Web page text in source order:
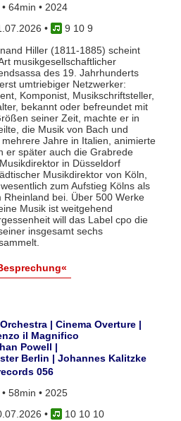
64min • 2024
•
9 10 9
Hiller (1811-1885) scheint
musikgesellschaftlicher
des 19. Jahrhunderts
umtriebiger Netzwerker:
Komponist, Musikschriftsteller,
bekannt oder befreundet mit
seiner Zeit, machte er in
die Musik von Bach und
Jahre in Italien, animierte
er später auch die Grabrede
in Düsseldorf
Musikdirektor von Köln,
zum Aufstieg Kölns als
Rheinland bei. Über 500 Werke
Musik ist weitgehend
will das Label cpo die
insgesamt sechs
| Cinema Overture |
il Magnifico
Powell |
Berlin | Johannes Kalitzke
056
58min • 2025
•
10 10 10